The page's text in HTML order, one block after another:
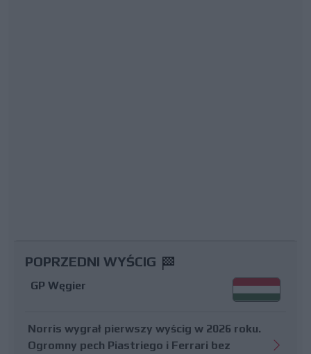
POPRZEDNI WYŚCIG
GP Węgier
Norris wygrał pierwszy wyścig w 2026 roku.
Ogromny pech Piastriego i Ferrari bez